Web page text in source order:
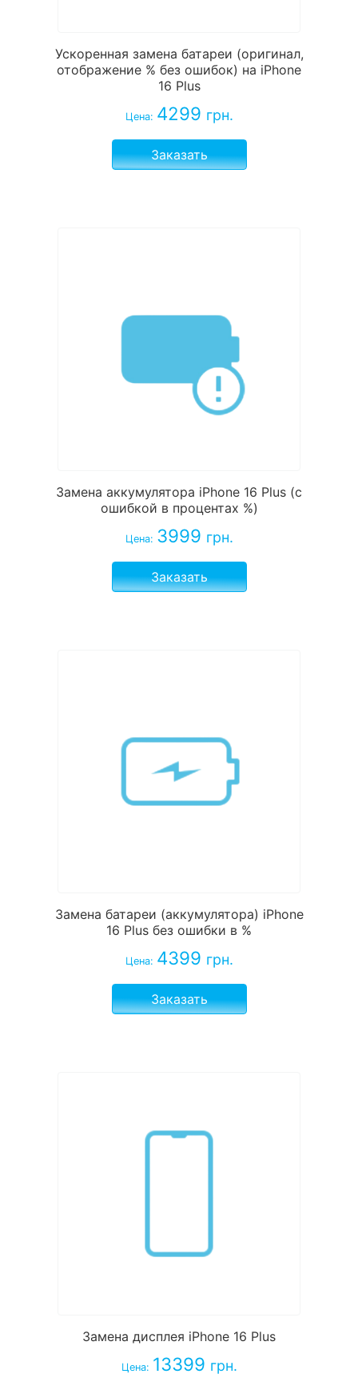
Ускоренная замена батареи (оригинал,
отображение % без ошибок) на iPhone
16 Plus
Цена: 4299 грн.
Заказать
Замена аккумулятора iPhone 16 Plus (с
ошибкой в процентах %)
Цена: 3999 грн.
Заказать
Замена батареи (аккумулятора) iPhone
16 Plus без ошибки в %
Цена: 4399 грн.
Заказать
Замена дисплея iPhone 16 Plus
Цена: 13399 грн.